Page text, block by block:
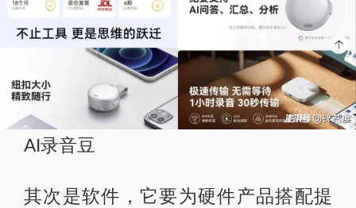
AI录音豆
其次是软件，它要为硬件产品搭配提